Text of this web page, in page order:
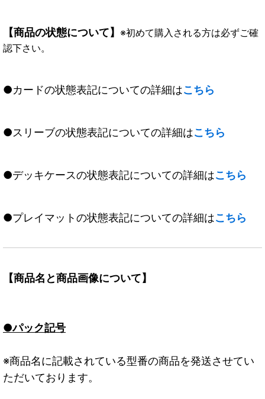
【商品の状態について】 ※初めて購入される方は必ずご確
認下さい。
●カードの状態表記についての詳細はこちら
●スリーブの状態表記についての詳細はこちら
●デッキケースの状態表記についての詳細はこちら
●プレイマットの状態表記についての詳細はこちら
【商品名と商品画像について】
●パック記号
※商品名に記載されている型番の商品を発送させてい
ただいております。